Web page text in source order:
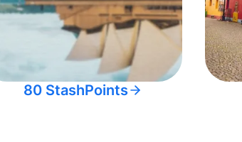
80 StashPoints